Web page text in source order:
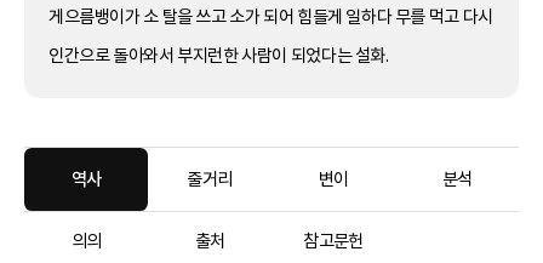
게으름뱅이가 소 탈을 쓰고 소가 되어 힘들게 일하다 무를 먹고 다시
인간으로 돌아와서 부지런한 사람이 되었다는 설화.
역사 줄거리 변이 분석
의의 출처 참고문헌